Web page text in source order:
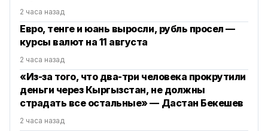
2 часа назад
Евро, тенге и юань выросли, рубль просел —
курсы валют на 11 августа
2 часа назад
«Из-за того, что два-три человека прокрутили
деньги через Кыргызстан, не должны
страдать все остальные» — Дастан Бекешев
2 часа назад